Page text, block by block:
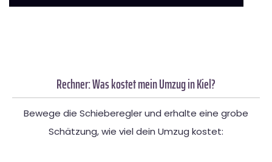
Rechner: Was kostet mein Umzug in Kiel?
Bewege die Schieberegler und erhalte eine grobe
Schätzung, wie viel dein Umzug kostet: